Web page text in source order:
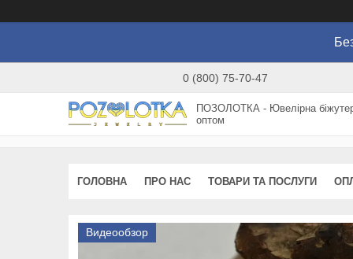
0 (800) 75-70-47
ПОЗОЛОТКА - Ювелірна
оптом
ГОЛОВНА ПРО НАС ТОВАРИ ТА ПОСЛУГИ
Видеообзор